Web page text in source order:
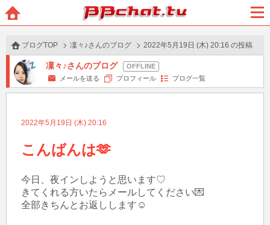
BBchatTV
ュー
ブログTOP 凜々♪さんのブログ 2022年5月19日 (木) 20:16 の投稿
凜々♪さんのブログ
メールを送る プロフィール ブログ一覧
2022年5月19日 (木) 20:16
こんばんは🫶
今日、夜インしようと思います♡
きてくれる方いたらメールしてください💌
全部きちんとお返しします☺️